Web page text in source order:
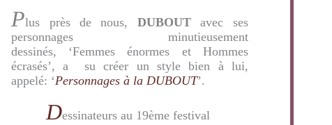
Plus près de nous, DUBOUTavec ses
personnages minutieusement
dessinés, ‘Femmes énormes et Hommes
écrasés’, a su créer un style bien à lui,
appelé: ‘Personnages à la DUBOUT’.
Dessinateurs au 19ème festival